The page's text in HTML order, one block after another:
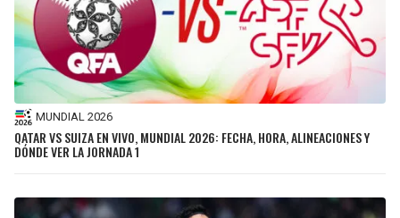
MUNDIAL 2026
QATAR VS SUIZA EN VIVO, MUNDIAL 2026: FECHA, HORA, ALINEACIONES Y
DÓNDE VER LA JORNADA 1